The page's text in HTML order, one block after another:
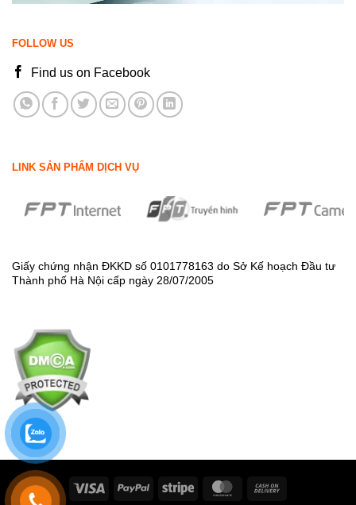
FOLLOW US
Find us on Facebook
LINK SẢN PHẨM DỊCH VỤ
Giấy chứng nhận ĐKKD số 0101778163 do Sở Kế hoạch Đầu tư
Thành phố Hà Nội cấp ngày 28/07/2005